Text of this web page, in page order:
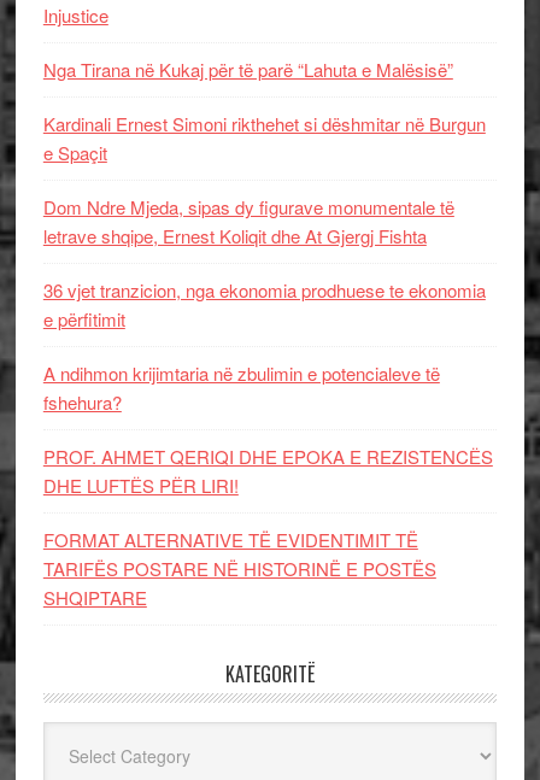
Injustice
Nga Tirana në Kukaj për të parë “Lahuta e Malësisë”
Kardinali Ernest Simoni rikthehet si dëshmitar në Burgun
e Spaçit
Dom Ndre Mjeda, sipas dy figurave monumentale të
letrave shqipe, Ernest Koliqit dhe At Gjergj Fishta
36 vjet tranzicion, nga ekonomia prodhuese te ekonomia
e përfitimit
A ndihmon krijimtaria në zbulimin e potencialeve të
fshehura?
PROF. AHMET QERIQI DHE EPOKA E REZISTENCЁS
DHE LUFTЁS PЁR LIRI!
FORMAT ALTERNATIVE TË EVIDENTIMIT TË
TARIFËS POSTARE NË HISTORINË E POSTËS
SHQIPTARE
KATEGORITË